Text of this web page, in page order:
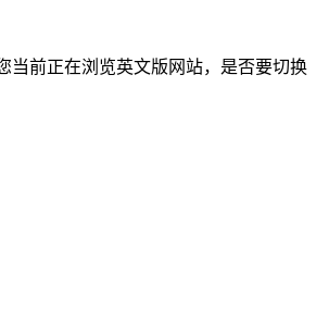
当前正在浏览英文版网站，是否要切换